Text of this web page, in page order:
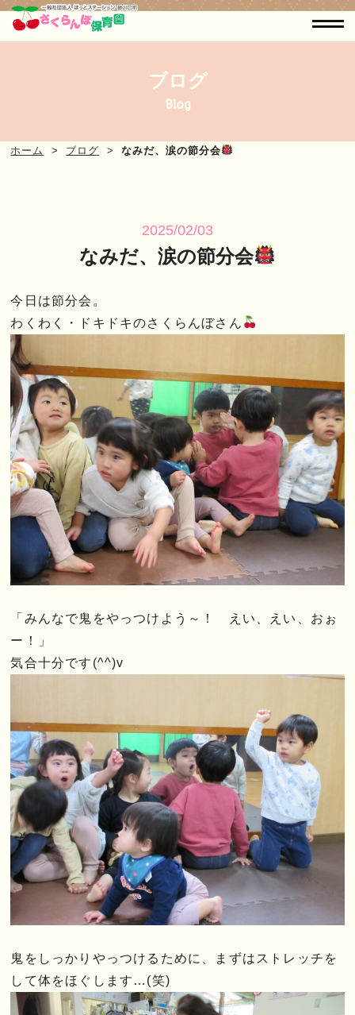
ブログ
Blog
ホーム ブログ なみだ、涙の節分会
2025/02/03
なみだ、涙の節分会
今日は節分会。
わくわく・ドキドキのさくらんぼさん
「みんなで鬼をやっつけよう～！ えい、えい、おぉ
ー！」
気合十分です(^^)v
鬼をしっかりやっつけるために、まずはストレッチを
して体をほぐします…(笑)